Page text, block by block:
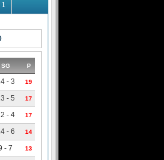
1
SG P
- 3 19
- 5 17
- 4 17
- 6 14
- 7 13